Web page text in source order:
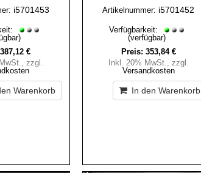
i5701453
387,12 €
,zzgl.
Warenkorb
Artikelnummer: i5701452
Verfügbarkeit:
(verfügbar)
Preis: 353,84 €
Inkl. 20% MwSt., zzgl.
Versandkosten
In den Warenkorb